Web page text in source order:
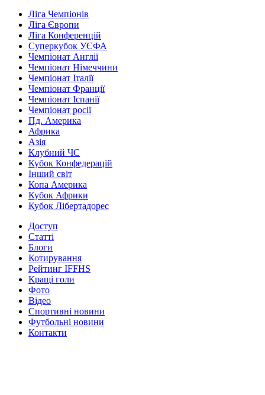
Ліга Чемпіонів
Ліга Європи
Ліга Конференцій
Суперкубок УЄФА
Чемпіонат Англії
Чемпіонат Німеччини
Чемпіонат Італії
Чемпіонат Франції
Чемпіонат Іспанії
Чемпіонат росії
Пд. Америка
Африка
Азія
Клубний ЧС
Кубок Конфедерацій
Інший світ
Копа Америка
Кубок Африки
Кубок Лібертадорес
Доступ
Статті
Блоги
Котирування
Рейтинг IFFHS
Кращі голи
Фото
Відео
Спортивні новини
Футбольні новини
Контакти